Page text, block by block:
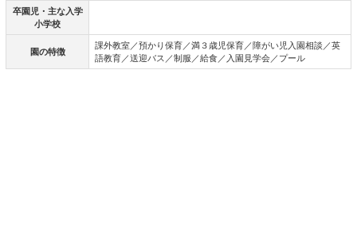
卒園児・主な入学
小学校
園の特徴
課外教室／預かり保育／満３歳児保育／障がい児入園相談／英
語教育／送迎バス／制服／給食／入園見学会／プール